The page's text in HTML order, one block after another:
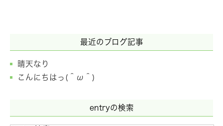
最近のブログ記事
晴天なり
こんにちはっ(＾ω＾)
entryの検索